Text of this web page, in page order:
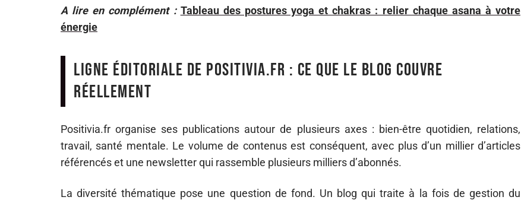
A lire en complément : Tableau des postures yoga et chakras : relier chaque asana à votre
énergie
Ligne éditoriale de Positivia.fr : ce que le blog couvre
réellement
Positivia.fr organise ses publications autour de plusieurs axes : bien-être quotidien, relations,
travail, santé mentale. Le volume de contenus est conséquent, avec plus d’un millier d’articles
référencés et une newsletter qui rassemble plusieurs milliers d’abonnés.
La diversité thématique pose une question de fond. Un blog qui traite à la fois de gestion du